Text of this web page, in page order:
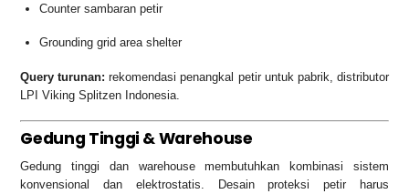
Counter sambaran petir
Grounding grid area shelter
Query turunan: rekomendasi penangkal petir untuk pabrik, distributor
LPI Viking Splitzen Indonesia.
Gedung Tinggi & Warehouse
Gedung tinggi dan warehouse membutuhkan kombinasi sistem
konvensional dan elektrostatis. Desain proteksi petir harus